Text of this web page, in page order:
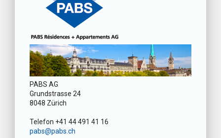
PABS AG
Grundstrasse 24
8048 Zürich
Telefon +41 44 491 41 16
pabs@pabs.ch